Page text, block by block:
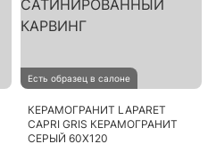
Есть образец в салоне
КЕРАМОГРАНИТ LAPARET
CAPRI GRIS КЕРАМОГРАНИТ
СЕРЫЙ 60Х120